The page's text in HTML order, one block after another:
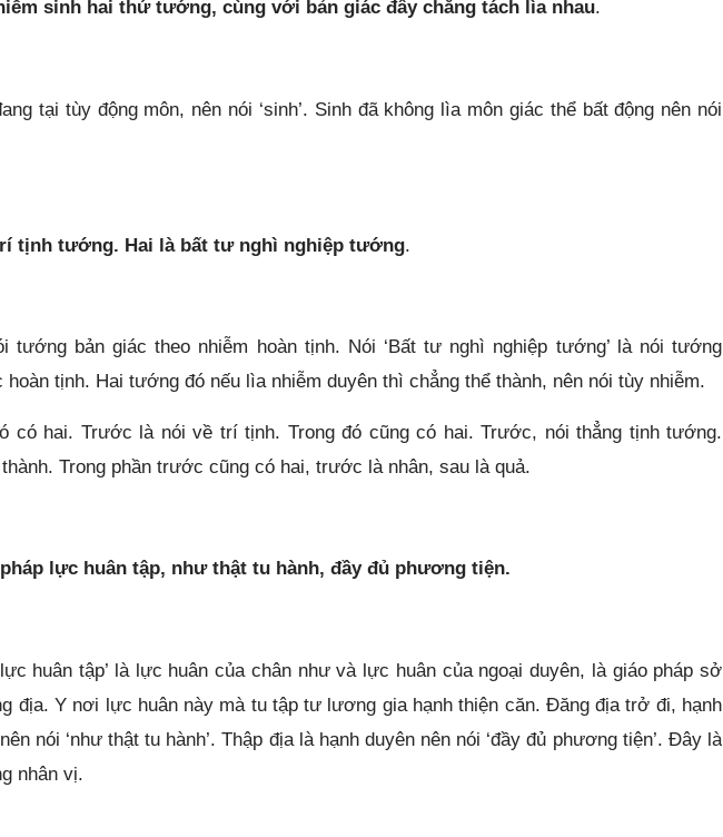
sinh hai thứ tướng, cùng với bản giác đây chẳng tách lìa nhau.
tại tùy động môn, nên nói ‘sinh’. Sinh đã không lìa môn giác thể bất động nên nói
tịnh tướng. Hai là bất tư nghì nghiệp tướng.
tướng bản giác theo nhiễm hoàn tịnh. Nói ‘Bất tư nghì nghiệp tướng’ là nói tướng
hoàn tịnh. Hai tướng đó nếu lìa nhiễm duyên thì chẳng thể thành, nên nói tùy nhiễm.
có hai. Trước là nói về trí tịnh. Trong đó cũng có hai. Trước, nói thẳng tịnh tướng.
Trong phần trước cũng có hai, trước là nhân, sau là quả.
lực huân tập, như thật tu hành, đầy đủ phương tiện.
huân tập’ là lực huân của chân như và lực huân của ngoại duyên, là giáo pháp sở
địa. Y nơi lực huân này mà tu tập tư lương gia hạnh thiện căn. Đăng địa trở đi, hạnh
nói ‘như thật tu hành’. Thập địa là hạnh duyên nên nói ‘đầy đủ phương tiện’. Đây là
nhân vị.